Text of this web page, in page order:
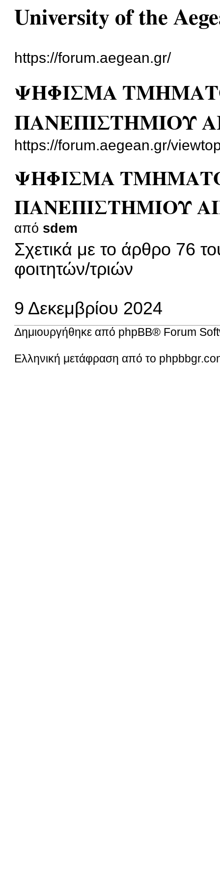
University of the
https://forum.aegean.gr/
ΨΗΦΙΣΜΑ
ΠΑΝΕΠΙΣΤΗΜΙΟΥ
https://forum.aegean.gr/
ΨΗΦΙΣΜΑ
ΠΑΝΕΠΙΣΤΗΜΙΟΥ
από sdem
Σχετικά με το άρθρο 76
φοιτητών/τριών
9 Δεκεμβρίου 2024
Δημιουργήθηκε από phpBB® Forum
Ελληνική μετάφραση από το